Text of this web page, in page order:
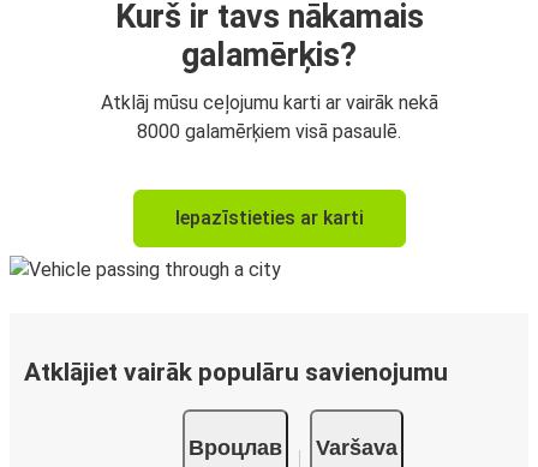
Kurš ir tavs nākamais
galamērķis?
Atklāj mūsu ceļojumu karti ar vairāk nekā
8000 galamērķiem visā pasaulē.
Iepazīstieties ar karti
Atklājiet vairāk populāru savienojumu
Вроцлав Varšava